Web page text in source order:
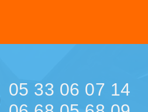
05 33 06 07 14